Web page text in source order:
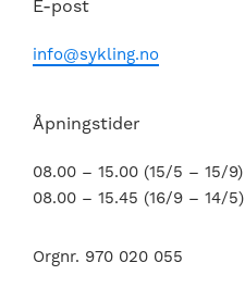
E-post
info@sykling.no
Åpningstider
08.00 – 15.00 (15/5 – 15/9)
08.00 – 15.45 (16/9 – 14/5)
Orgnr. 970 020 055